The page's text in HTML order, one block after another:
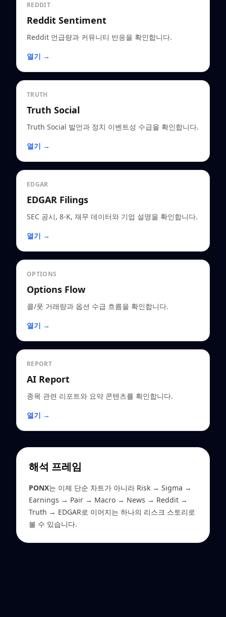
REDDIT
Reddit Sentiment
Reddit 언급량과 커뮤니티 반응을 확인합니다.
열기 →
TRUTH
Truth Social
Truth Social 발언과 정치 이벤트성 수급을 확인합니다.
열기 →
EDGAR
EDGAR Filings
SEC 공시, 8-K, 재무 데이터와 기업 설명을 확인합니다.
열기 →
OPTIONS
Options Flow
콜/풋 거래량과 옵션 수급 흐름을 확인합니다.
열기 →
REPORT
AI Report
종목 관련 리포트와 요약 콘텐츠를 확인합니다.
열기 →
해석 프레임
PONX는 이제 단순 차트가 아니라 Risk → Sigma →
Earnings → Pair → Macro → News → Reddit →
Truth → EDGAR로 이어지는 하나의 리스크 스토리로
볼 수 있습니다.